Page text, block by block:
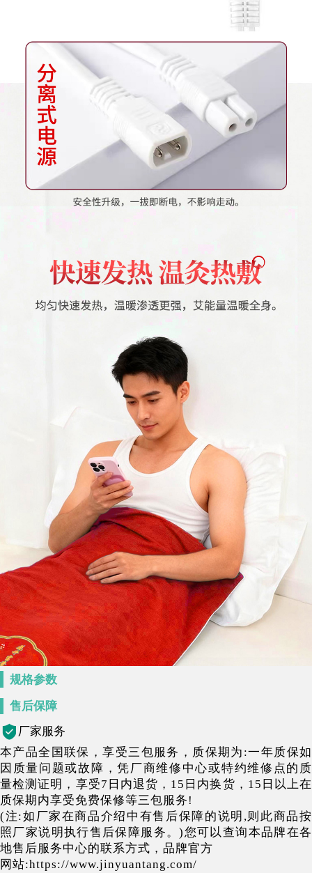
规格参数
售后保障
厂家服务
本产品全国联保，享受三包服务，质保期为:一年质保如
因质量问题或故障，凭厂商维修中心或特约维修点的质
量检测证明，享受7日内退货，15日内换货，15日以上在
质保期内享受免费保修等三包服务!
(注:如厂家在商品介绍中有售后保障的说明,则此商品按
照厂家说明执行售后保障服务。)您可以查询本品牌在各
地售后服务中心的联系方式，品牌官方
网站:https://www.jinyuantang.com/